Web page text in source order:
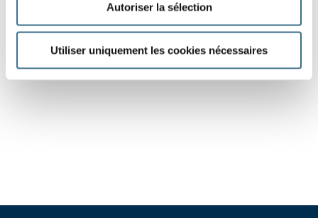
Autoriser la sélection
Utiliser uniquement les cookies nécessaires